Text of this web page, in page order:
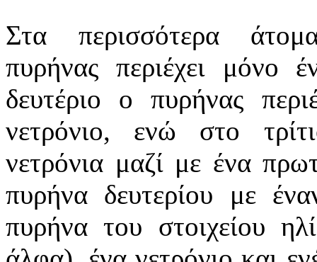
Στα περισσότερα
πυρήνας περιέχει μόνο
δευτέριο ο πυρήνας
νετρόνιο, ενώ στο
νετρόνια μαζί με ένα
πυρήνα δευτερίου με
πυρήνα του στοιχείου